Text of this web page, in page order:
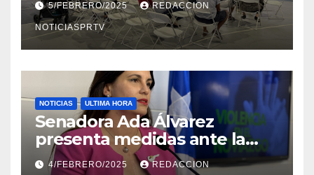
5/FEBRERO/2025 REDACCION
NOTICIASPRTV
NOTICIAS ULTIMA HORA
Senadora Ada Álvarez
presenta medidas ante la
violencia en el noviazgo
4/FEBRERO/2025 REDACCION